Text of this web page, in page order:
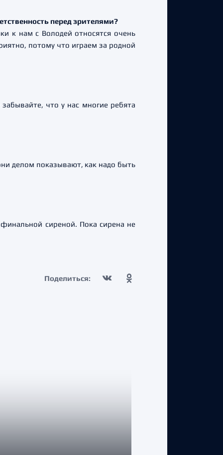
перед зрителями?
к нам с Володей относятся очень
потому что играем за родной
что у нас многие ребята
делом показывают, как надо быть
сиреной. Пока сирена не
Поделиться: